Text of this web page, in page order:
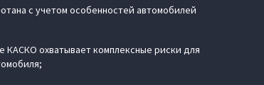
с учетом особенностей автомобилей
КАСКО охватывает комплексные риски для